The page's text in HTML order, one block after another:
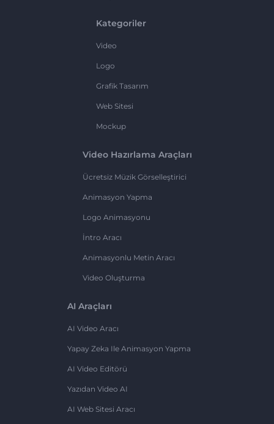
Kategoriler
Video
Logo
Grafik Tasarım
Web Sitesi
Mockup
Video Hazırlama Araçları
Ücretsiz Müzik Görselleştirici
Animasyon Yapma
Logo Animasyonu
İntro Aracı
Animasyonlu Metin Aracı
Video Oluşturma
AI Araçları
AI Video Aracı
Yapay Zeka Ile Animasyon Yapma
AI Video Editörü
Yazıdan Video AI
AI Web Sitesi Aracı